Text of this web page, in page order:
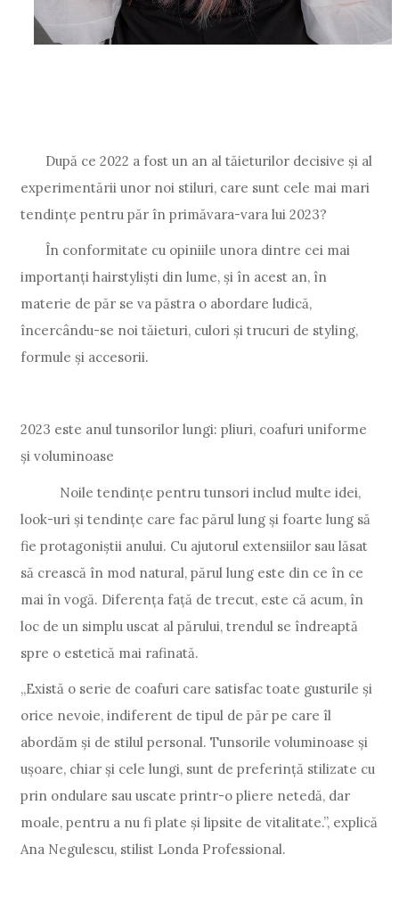
După ce 2022 a fost un an al tăieturilor decisive și al
experimentării unor noi stiluri, care sunt cele mai mari
tendințe pentru păr în primăvara-vara lui 2023?
În conformitate cu opiniile unora dintre cei mai
importanți hairstyliști din lume, și în acest an, în
materie de păr se va păstra o abordare ludică,
încercându-se noi tăieturi, culori și trucuri de styling,
formule și accesorii.
2023 este anul tunsorilor lungi: pliuri, coafuri uniforme
și voluminoase
Noile tendințe pentru tunsori includ multe idei,
look-uri și tendințe care fac părul lung și foarte lung să
fie protagoniștii anului. Cu ajutorul extensiilor sau lăsat
să crească în mod natural, părul lung este din ce în ce
mai în vogă. Diferența față de trecut, este că acum, în
loc de un simplu uscat al părului, trendul se îndreaptă
spre o estetică mai rafinată.
„Există o serie de coafuri care satisfac toate gusturile și
orice nevoie, indiferent de tipul de păr pe care îl
abordăm și de stilul personal. Tunsorile voluminoase și
ușoare, chiar și cele lungi, sunt de preferință stilizate cu
prin ondulare sau uscate printr-o pliere netedă, dar
moale, pentru a nu fi plate și lipsite de vitalitate.”, explică
Ana Negulescu, stilist Londa Professional.